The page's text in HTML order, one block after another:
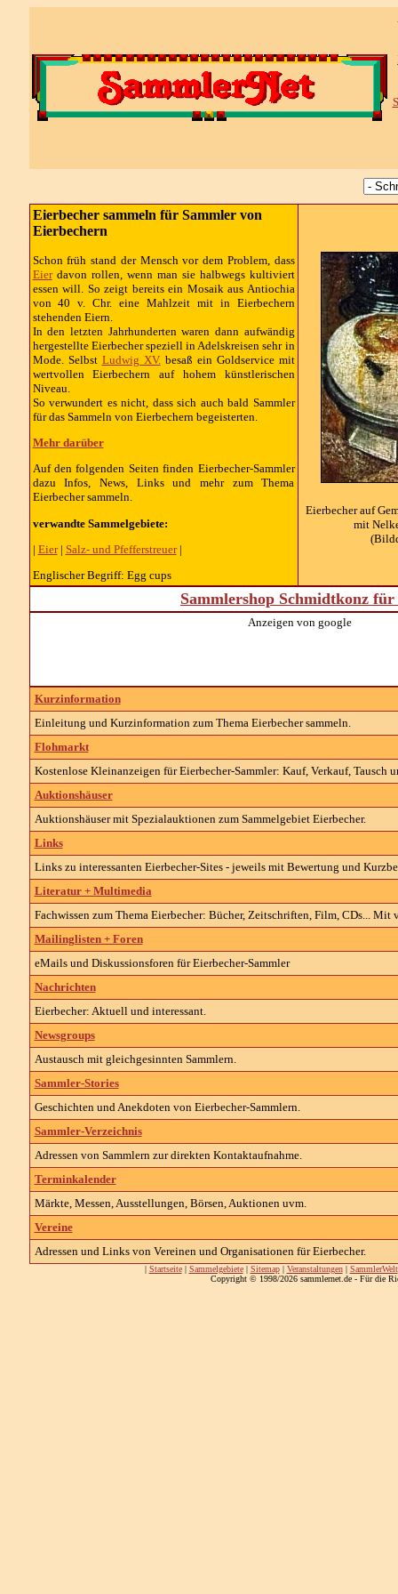
Eierbecher sammeln für Sammler von
Eierbechern
Schon früh stand der Mensch vor dem Problem, dass
Eierdavon rollen, wenn man sie halbwegs kultiviert
essen will. So zeigt bereits ein Mosaik aus Antiochia
von 40 v. Chr. eine Mahlzeit mit in Eierbechern
stehenden Eiern.
In den letzten Jahrhunderten waren dann aufwändig
hergestellte Eierbecher speziell in Adelskreisen sehr in
Mode. Selbst Ludwig XV. besaß ein Goldservice mit
wertvollen Eierbechern auf hohem künstlerischen
Niveau.
So verwundert es nicht, dass sich auch bald Sammler
für das Sammeln von Eierbechern begeisterten.
Mehr darüber
Auf den folgenden Seiten finden Eierbecher-Sammler
dazu Infos, News, Links und mehr zum Thema
Eierbecher sammeln.
verwandte Sammelgebiete:
| Eier| Salz- und Pfefferstreuer|
Englischer Begriff: Egg cups
Eierbecher auf
mit
Sammlershop Schmidtkonz
Anzeigen von google
Kurzinformation
Einleitung und Kurzinformation zum Thema Eierbecher sammeln.
Flohmarkt
Kostenlose Kleinanzeigen für Eierbecher-Sammler: Kauf, Verkauf, Tausch
Auktionshäuser
Auktionshäuser mit Spezialauktionen zum Sammelgebiet Eierbecher.
Links
Links zu interessanten Eierbecher-Sites - jeweils mit Bewertung und
Literatur + Multimedia
Fachwissen zum Thema Eierbecher: Bücher, Zeitschriften, Film, CDs...
Mailinglisten + Foren
eMails und Diskussionsforen für Eierbecher-Sammler
Nachrichten
Eierbecher: Aktuell und interessant.
Newsgroups
Austausch mit gleichgesinnten Sammlern.
Sammler-Stories
Geschichten und Anekdoten von Eierbecher-Sammlern.
Sammler-Verzeichnis
Adressen von Sammlern zur direkten Kontaktaufnahme.
Terminkalender
Märkte, Messen, Ausstellungen, Börsen, Auktionen uvm.
Vereine
Adressen und Links von Vereinen und Organisationen für Eierbecher.
| Startseite| Sammelgebiete| Sitemap| Veranstaltungen| SammlerWelt
Copyright © 1998/2026 sammlernet.de - Für die